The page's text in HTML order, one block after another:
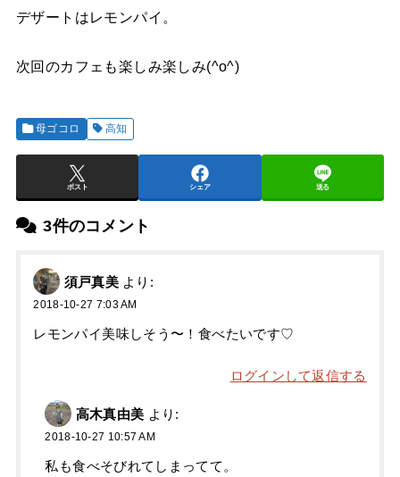
デザートはレモンパイ。
次回のカフェも楽しみ楽しみ(^o^)
母ゴコロ 高知
ポスト シェア 送る
3件のコメント
須戸真美 より:
2018-10-27 7:03 AM
レモンパイ美味しそう〜！食べたいです♡
ログインして返信する
高木真由美 より:
2018-10-27 10:57 AM
私も食べそびれてしまってて。